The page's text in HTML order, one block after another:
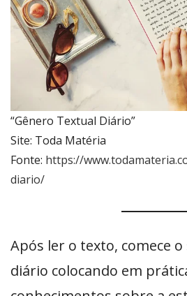
“Gênero Textual Diário”
Site: Toda Matéria
Fonte: https://
diario/
Após ler o texto, comece
diário colocando em